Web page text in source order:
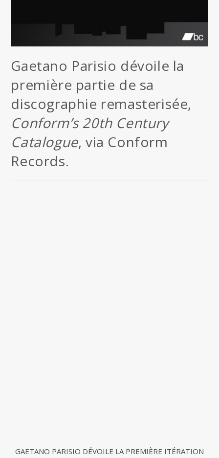
Gaetano Parisio dévoile la
première partie de sa
discographie remasterisée,
Conform’s 20th Century
Catalogue, via Conform
Records.
GAETANO PARISIO DÉVOILE LA PREMIÈRE ITÉRATION